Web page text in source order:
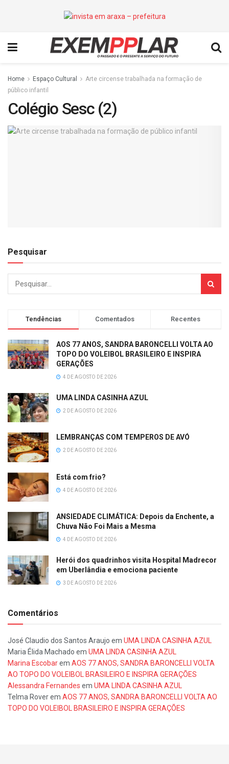
Home Espaço Cultural
Arte circense trabalhada na formação de
público infantil
Colégio Sesc (2)
Pesquisar
Tendências Comentados Recentes
AOS 77 ANOS, SANDRA BARONCELLI VOLTA AO
TOPO DO VOLEIBOL BRASILEIRO E INSPIRA
GERAÇÕES
4 DE AGOSTO DE 2026
UMA LINDA CASINHA AZUL
2 DE AGOSTO DE 2026
LEMBRANÇAS COM TEMPEROS DE AVÓ
2 DE AGOSTO DE 2026
Está com frio?
4 DE AGOSTO DE 2026
ANSIEDADE CLIMÁTICA: Depois da Enchente, a
Chuva Não Foi Mais a Mesma
4 DE AGOSTO DE 2026
Herói dos quadrinhos visita Hospital Madrecor
em Uberlândia e emociona paciente
3 DE AGOSTO DE 2026
Comentários
José Claudio dos Santos Araujo em UMA LINDA CASINHA AZUL
Maria Élida Machado em UMA LINDA CASINHA AZUL
Marina Escobarem AOS 77 ANOS, SANDRA BARONCELLI VOLTA
AO TOPO DO VOLEIBOL BRASILEIRO E INSPIRA GERAÇÕES
Alessandra Fernandes em UMA LINDA CASINHA AZUL
Telma Roverem AOS 77 ANOS, SANDRA BARONCELLI VOLTA AO
TOPO DO VOLEIBOL BRASILEIRO E INSPIRA GERAÇÕES